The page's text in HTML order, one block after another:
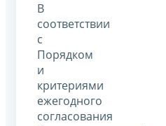
В
соответствии
с
Порядком
и
критериями
ежегодного
согласования